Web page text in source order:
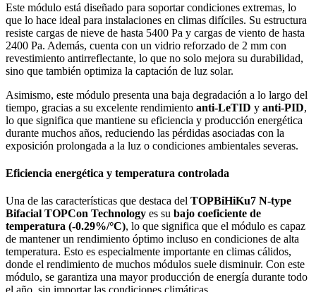
Este módulo está diseñado para soportar condiciones extremas, lo
que lo hace ideal para instalaciones en climas difíciles. Su estructura
resiste cargas de nieve de hasta 5400 Pa y cargas de viento de hasta
2400 Pa. Además, cuenta con un vidrio reforzado de 2 mm con
revestimiento antirreflectante, lo que no solo mejora su durabilidad,
sino que también optimiza la captación de luz solar.
Asimismo, este módulo presenta una baja degradación a lo largo del
tiempo, gracias a su excelente rendimiento anti-LeTID y anti-PID,
lo que significa que mantiene su eficiencia y producción energética
durante muchos años, reduciendo las pérdidas asociadas con la
exposición prolongada a la luz o condiciones ambientales severas.
Eficiencia energética y temperatura controlada
Una de las características que destaca del TOPBiHiKu7 N-type
Bifacial TOPCon Technology es su bajo coeficiente de
temperatura (-0.29%/°C), lo que significa que el módulo es capaz
de mantener un rendimiento óptimo incluso en condiciones de alta
temperatura. Esto es especialmente importante en climas cálidos,
donde el rendimiento de muchos módulos suele disminuir. Con este
módulo, se garantiza una mayor producción de energía durante todo